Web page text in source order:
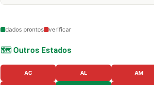
dados prontos verificar
🗺️ Outros Estados
AC AL AM